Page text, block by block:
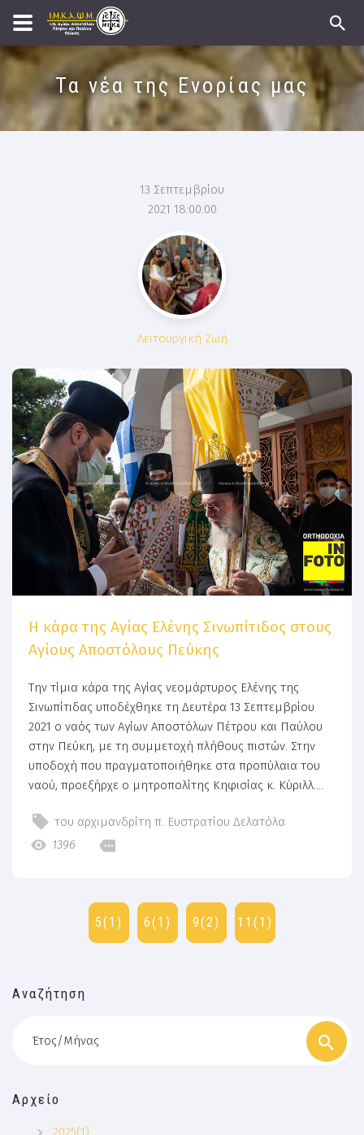
Τα νέα της Ενορίας μας
13 Σεπτεμβρίου
2021 18:00:00
Λειτουργική Ζωή
H κάρα της Αγίας Ελένης Σινωπίτιδος στους
Αγίους Αποστόλους Πεύκης
Την τίμια κάρα της Αγίας νεομάρτυρος Ελένης της
Σινωπίτιδας υποδέχθηκε τη Δευτέρα 13 Σεπτεμβρίου
2021 ο ναός των Αγίων Αποστόλων Πέτρου και Παύλου
στην Πεύκη, με τη συμμετοχή πλήθους πιστών. Στην
υποδοχή που πραγματοποιήθηκε στα προπύλαια του
ναού, προεξήρχε ο μητροπολίτης Κηφισίας κ. Κύριλλ....
του αρχιμανδρίτη π. Ευστρατίου Δελατόλα
1396
5(1) 6(1) 9(2) 11(1)
Αναζήτηση
Έτος/Μήνας
Αρχείο
2025(1)